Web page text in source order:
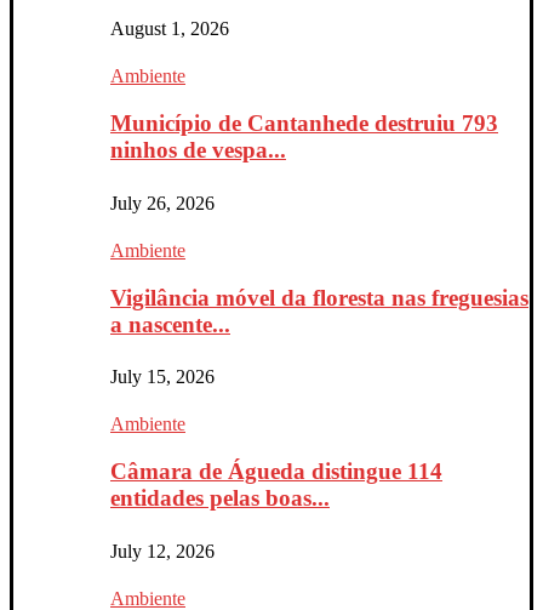
August 1, 2026
Ambiente
Município de Cantanhede destruiu 793
ninhos de vespa...
July 26, 2026
Ambiente
Vigilância móvel da floresta nas freguesias
a nascente...
July 15, 2026
Ambiente
Câmara de Águeda distingue 114
entidades pelas boas...
July 12, 2026
Ambiente